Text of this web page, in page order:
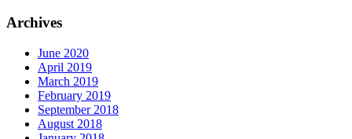
Archives
June 2020
April 2019
March 2019
February 2019
September 2018
August 2018